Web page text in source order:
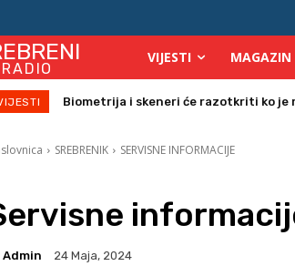
RADIO
VIJESTI MAGAZIN
Biometrija i skeneri će razotkriti ko je
Počinje isplata julskih naknada za
SREBRENIK SERVISNE INFORMACIJE
Admin 24 Maja, 2024